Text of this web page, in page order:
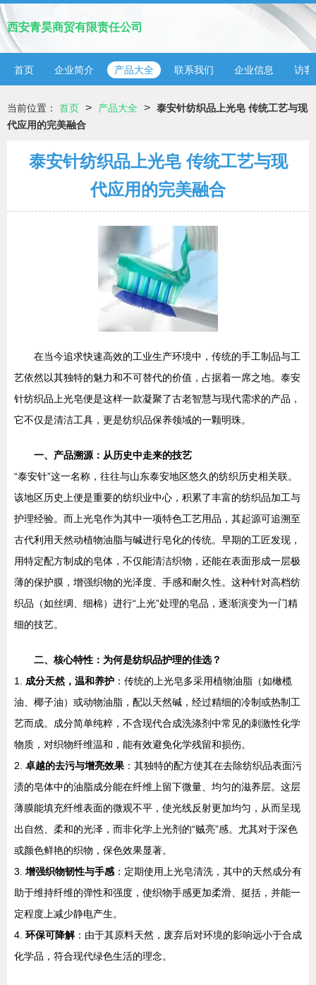
西安青昊商贸有限责任公司
首页 企业简介 产品大全 联系我们 企业信息 访客
当前位置： 首页 > 产品大全 > 泰安针纺织品上光皂 传统工艺与现
代应用的完美融合
泰安针纺织品上光皂 传统工艺与现
代应用的完美融合
在当今追求快速高效的工业生产环境中，传统的手工制品与工
艺依然以其独特的魅力和不可替代的价值，占据着一席之地。泰安
针纺织品上光皂便是这样一款凝聚了古老智慧与现代需求的产品，
它不仅是清洁工具，更是纺织品保养领域的一颗明珠。
一、产品溯源：从历史中走来的技艺
“泰安针”这一名称，往往与山东泰安地区悠久的纺织历史相关联。
该地区历史上便是重要的纺织业中心，积累了丰富的纺织品加工与
护理经验。而上光皂作为其中一项特色工艺用品，其起源可追溯至
古代利用天然动植物油脂与碱进行皂化的传统。早期的工匠发现，
用特定配方制成的皂体，不仅能清洁织物，还能在表面形成一层极
薄的保护膜，增强织物的光泽度、手感和耐久性。这种针对高档纺
织品（如丝绸、细棉）进行“上光”处理的皂品，逐渐演变为一门精
细的技艺。
二、核心特性：为何是纺织品护理的佳选？
1. 成分天然，温和养护 ：传统的上光皂多采用植物油脂（如橄榄
油、椰子油）或动物油脂，配以天然碱，经过精细的冷制或热制工
艺而成。成分简单纯粹，不含现代合成洗涤剂中常见的刺激性化学
物质，对织物纤维温和，能有效避免化学残留和损伤。
2. 卓越的去污与增亮效果 ：其独特的配方使其在去除纺织品表面污
渍的皂体中的油脂成分能在纤维上留下微量、均匀的滋养层。这层
薄膜能填充纤维表面的微观不平，使光线反射更加均匀，从而呈现
出自然、柔和的光泽，而非化学上光剂的“贼亮”感。尤其对于深色
或颜色鲜艳的织物，保色效果显著。
3. 增强织物韧性与手感 ：定期使用上光皂清洗，其中的天然成分有
助于维持纤维的弹性和强度，使织物手感更加柔滑、挺括，并能一
定程度上减少静电产生。
4. 环保可降解：由于其原料天然，废弃后对环境的影响远小于合成
化学品，符合现代绿色生活的理念。